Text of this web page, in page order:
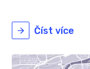
Číst více